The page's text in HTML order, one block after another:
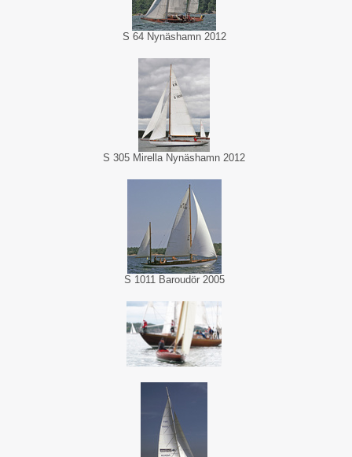
S 64 Nynäshamn 2012
S 305 Mirella Nynäshamn 2012
S 1011 Baroudör 2005